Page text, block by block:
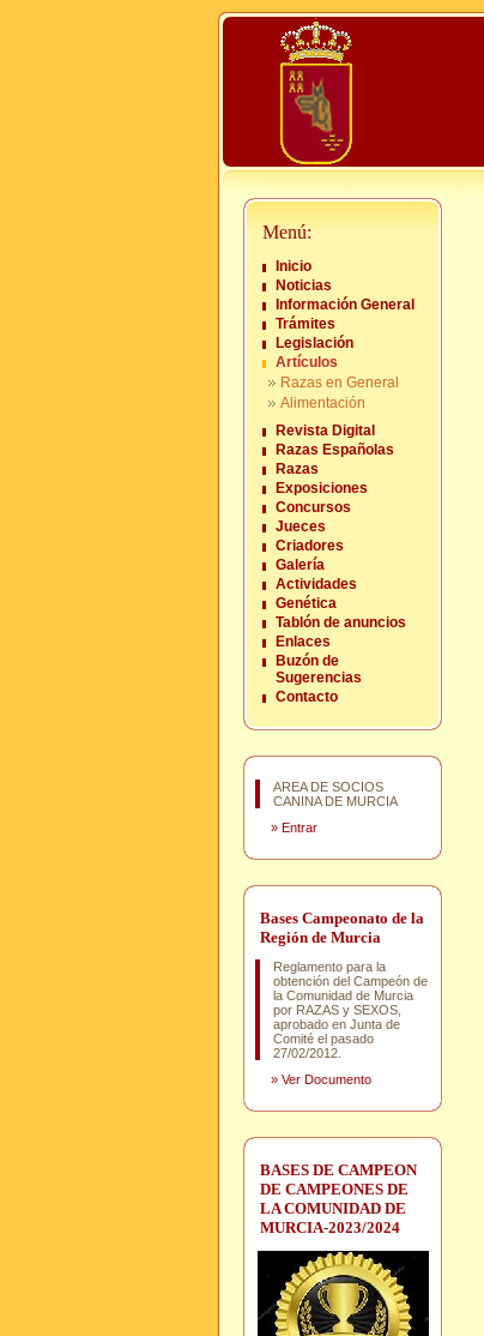
Menú:
Inicio
Noticias
Información General
Trámites
Legislación
Artículos
Razas en General
Alimentación
Revista Digital
Razas Españolas
Razas
Exposiciones
Concursos
Jueces
Criadores
Galería
Actividades
Genética
Tablón de anuncios
Enlaces
Buzón de
Sugerencias
Contacto
AREA DE SOCIOS
CANINA DE MURCIA
» Entrar
Bases Campeonato de la
Región de Murcia
Reglamento para la
obtención del Campeón de
la Comunidad de Murcia
por RAZAS y SEXOS,
aprobado en Junta de
Comité el pasado
27/02/2012.
» Ver Documento
BASES DE CAMPEON
DE CAMPEONES DE
LA COMUNIDAD DE
MURCIA-2023/2024